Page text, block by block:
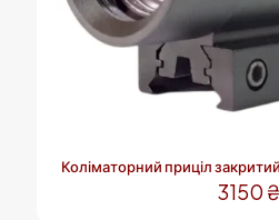
Коліматорний приціл
3150 ₴